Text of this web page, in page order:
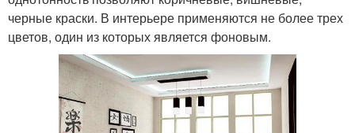
черные краски. В интерьере применяются не более трех
цветов, один из которых является фоновым.